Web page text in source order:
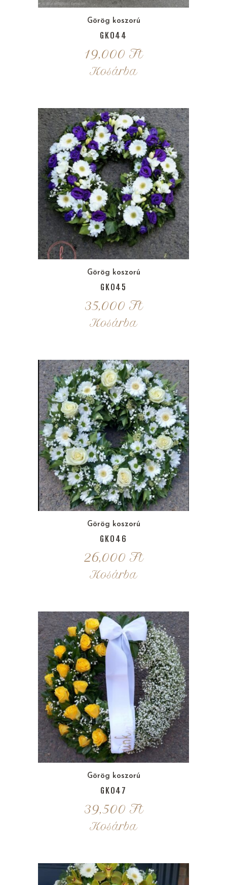
Görög koszorú
GK044
19,000 Ft
Kosárba
Görög koszorú
GK045
35,000 Ft
Kosárba
Görög koszorú
GK046
26,000 Ft
Kosárba
Görög koszorú
GK047
39,500 Ft
Kosárba